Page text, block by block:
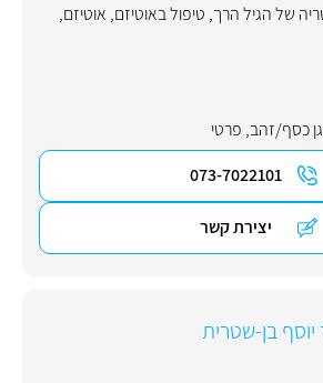
של הגיל הרך, טיפול באוטיזם, אוטיזם,
כסף/זהב, פרטי
073-7022101
יצירת קשר
בן-שטרית